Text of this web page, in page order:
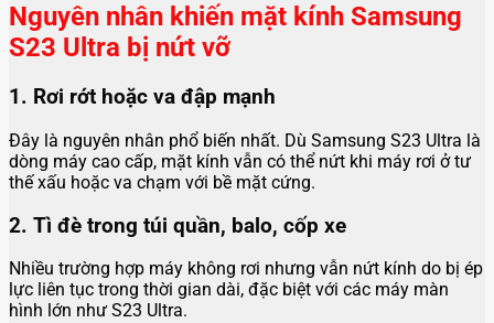
Nguyên nhân khiến mặt kính Samsung
S23 Ultra bị nứt vỡ
1. Rơi rớt hoặc va đập mạnh
Đây là nguyên nhân phổ biến nhất. Dù Samsung S23 Ultra là
dòng máy cao cấp, mặt kính vẫn có thể nứt khi máy rơi ở tư
thế xấu hoặc va chạm với bề mặt cứng.
2. Tì đè trong túi quần, balo, cốp xe
Nhiều trường hợp máy không rơi nhưng vẫn nứt kính do bị ép
lực liên tục trong thời gian dài, đặc biệt với các máy màn
hình lớn như S23 Ultra.